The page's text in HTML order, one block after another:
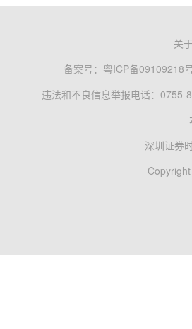
关
备案号： 粤ICP备09109218
违法和不良信息举报电话：0755-
深圳证券